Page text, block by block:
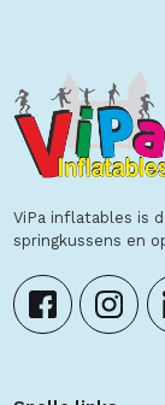
ViPa inflatables is
springkussens en